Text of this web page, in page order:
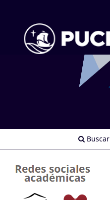
Buscar